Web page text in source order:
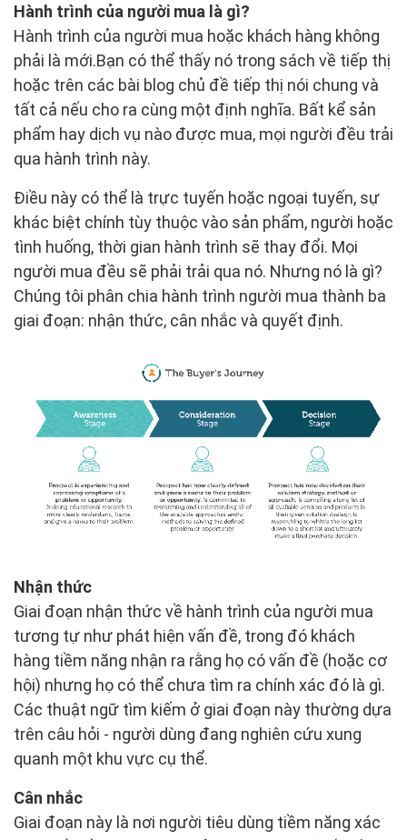
Hành trình của người mua là gì?
Hành trình của người mua hoặc khách hàng không
phải là mới.Bạn có thể thấy nó trong sách về tiếp thị
hoặc trên các bài blog chủ đề tiếp thị nói chung và
tất cả nếu cho ra cùng một định nghĩa. Bất kể sản
phẩm hay dịch vụ nào được mua, mọi người đều trải
qua hành trình này.
Điều này có thể là trực tuyến hoặc ngoại tuyến, sự
khác biệt chính tùy thuộc vào sản phẩm, người hoặc
tình huống, thời gian hành trình sẽ thay đổi. Mọi
người mua đều sẽ phải trải qua nó. Nhưng nó là gì?
Chúng tôi phân chia hành trình người mua thành ba
giai đoạn: nhận thức, cân nhắc và quyết định.
Nhận thức
Giai đoạn nhận thức về hành trình của người mua
tương tự như phát hiện vấn đề, trong đó khách
hàng tiềm năng nhận ra rằng họ có vấn đề (hoặc cơ
hội) nhưng họ có thể chưa tìm ra chính xác đó là gì.
Các thuật ngữ tìm kiếm ở giai đoạn này thường dựa
trên câu hỏi - người dùng đang nghiên cứu xung
quanh một khu vực cụ thể.
Cân nhắc
Giai đoạn này là nơi người tiêu dùng tiềm năng xác